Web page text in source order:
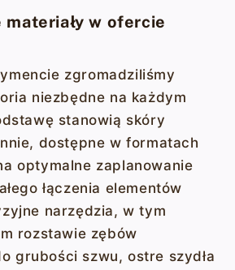
w ofercie
zgromadziliśmy
niezbędne na każdym
stanowią skóry
dostępne w formatach
optymalne zaplanowanie
łączenia elementów
narzędzia, w tym
rozstawie zębów
grubości szwu, ostre szydła